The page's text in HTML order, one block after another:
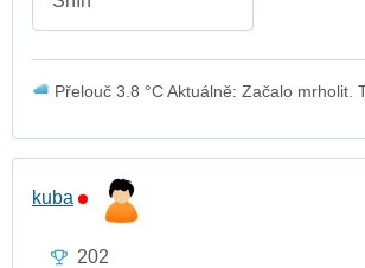
Přelouč 3.8 °C Aktuálně: Začalo mrholit.
kuba
202